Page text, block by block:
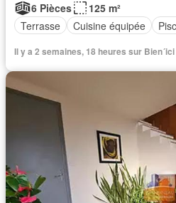
6 Pièces
125 m²
Terrasse
Cuisine équipée
Il y a 2 semaines, 18 heures sur